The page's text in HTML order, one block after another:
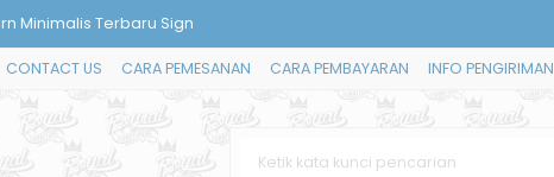
Office Desk
Mirror LED Modern
Minimalis Gold Modern
CONTACT US CARA PEMESANAN CARA PEMBAYARAN INFO PENGIRIMAN